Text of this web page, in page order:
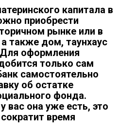
капитала в
приобрести
рынке или в
также дом, таунхаус
оформления
только сам
самостоятельно
об остатке
фонда.
вас она уже есть, это
время